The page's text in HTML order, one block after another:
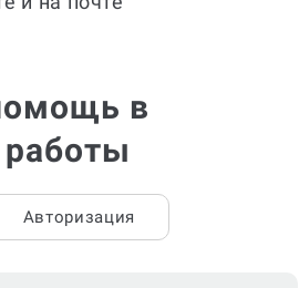
в
Авторизация